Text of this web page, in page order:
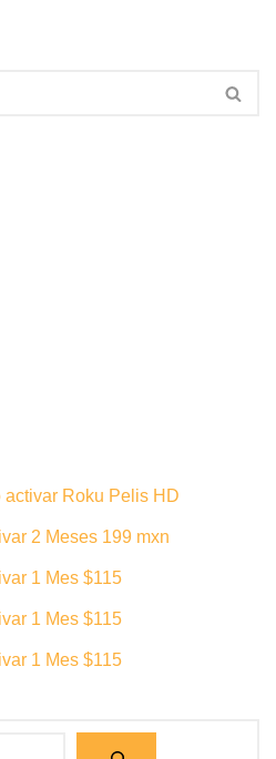
activar Roku Pelis HD
2 Meses 199 mxn
1 Mes $115
1 Mes $115
1 Mes $115